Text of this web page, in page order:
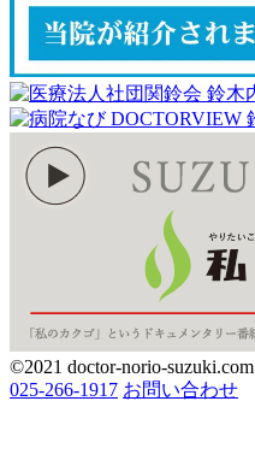
©2021 doctor-norio-suzuki.com
025-266-1917 お問い合わせ